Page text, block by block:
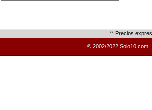
** Precios
© 2002/2022 Solo10.com